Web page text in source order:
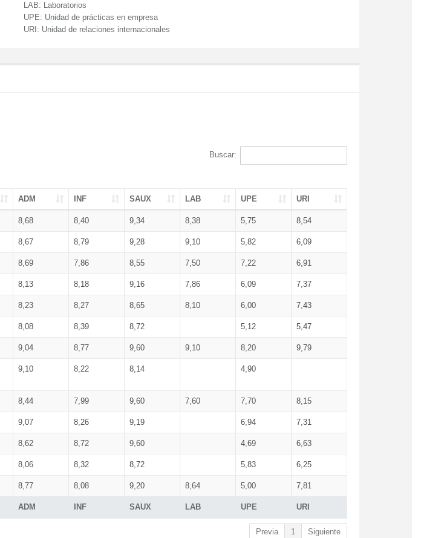
LAB: Laboratorios
UPE: Unidad de prácticas en empresa
URI: Unidad de relaciones internacionales
Buscar:
ADM INF SAUX LAB UPE URI
ADM INF SAUX LAB UPE URI
8,68 8,40 9,34 8,38 5,75 8,54
8,67 8,79 9,28 9,10 5,82 6,09
8,69 7,86 8,55 7,50 7,22 6,91
8,13 8,18 9,16 7,86 6,09 7,37
8,23 8,27 8,65 8,10 6,00 7,43
8,08 8,39 8,72 5,12 5,47
9,04 8,77 9,60 9,10 8,20 9,79
9,10 8,22 8,14 4,90
8,44 7,99 9,60 7,60 7,70 8,15
9,07 8,26 9,19 6,94 7,31
8,62 8,72 9,60 4,69 6,63
8,06 8,32 8,72 5,83 6,25
8,77 8,08 9,20 8,64 5,00 7,81
Previa 1 Siguiente